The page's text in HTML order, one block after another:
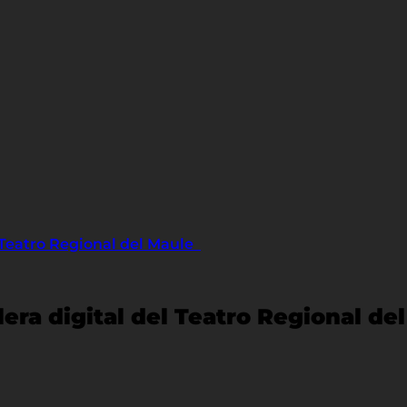
Regional del Maule
digital del Teatro Regional